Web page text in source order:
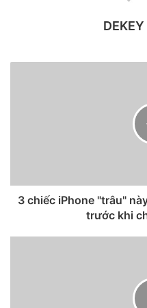
Trên iPhone bị rò rỉ, mô-
nhiều so với trung tâm của
Max, mô-đun máy ảnh
một chút và kích thước ít
3 chiếc iPhone "trâu"
trước khi